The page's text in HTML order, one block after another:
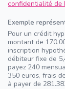
confidentialité de
Exemple
Pour un crédit
montant de
inscription
débiteur fixe de
payez 240
350 euros, frais
à payer de